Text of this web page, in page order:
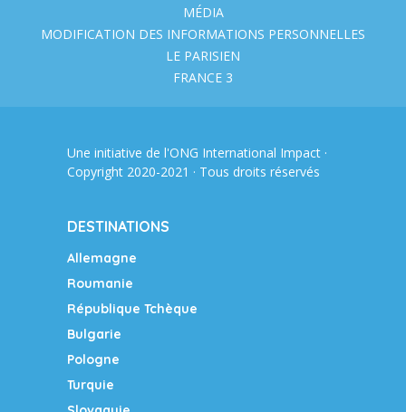
MÉDIA
MODIFICATION DES INFORMATIONS PERSONNELLES
LE PARISIEN
FRANCE 3
Une initiative de l'ONG International Impact ·
Copyright 2020-2021 · Tous droits réservés
DESTINATIONS
Allemagne
Roumanie
République Tchèque
Bulgarie
Pologne
Turquie